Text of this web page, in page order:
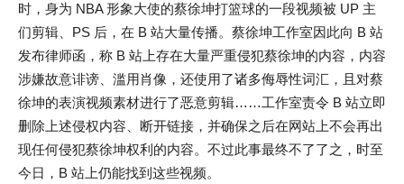
时，身为 NBA 形象大使的蔡徐坤打篮球的一段视频被 UP 主
们剪辑、PS 后，在 B 站大量传播。蔡徐坤工作室因此向 B 站
发布律师函，称 B 站上存在大量严重侵犯蔡徐坤的内容，内容
涉嫌故意诽谤、滥用肖像，还使用了诸多侮辱性词汇，且对蔡
徐坤的表演视频素材进行了恶意剪辑……工作室责令 B 站立即
删除上述侵权内容、断开链接，并确保之后在网站上不会再出
现任何侵犯蔡徐坤权利的内容。不过此事最终不了了之，时至
今日，B 站上仍能找到这些视频。